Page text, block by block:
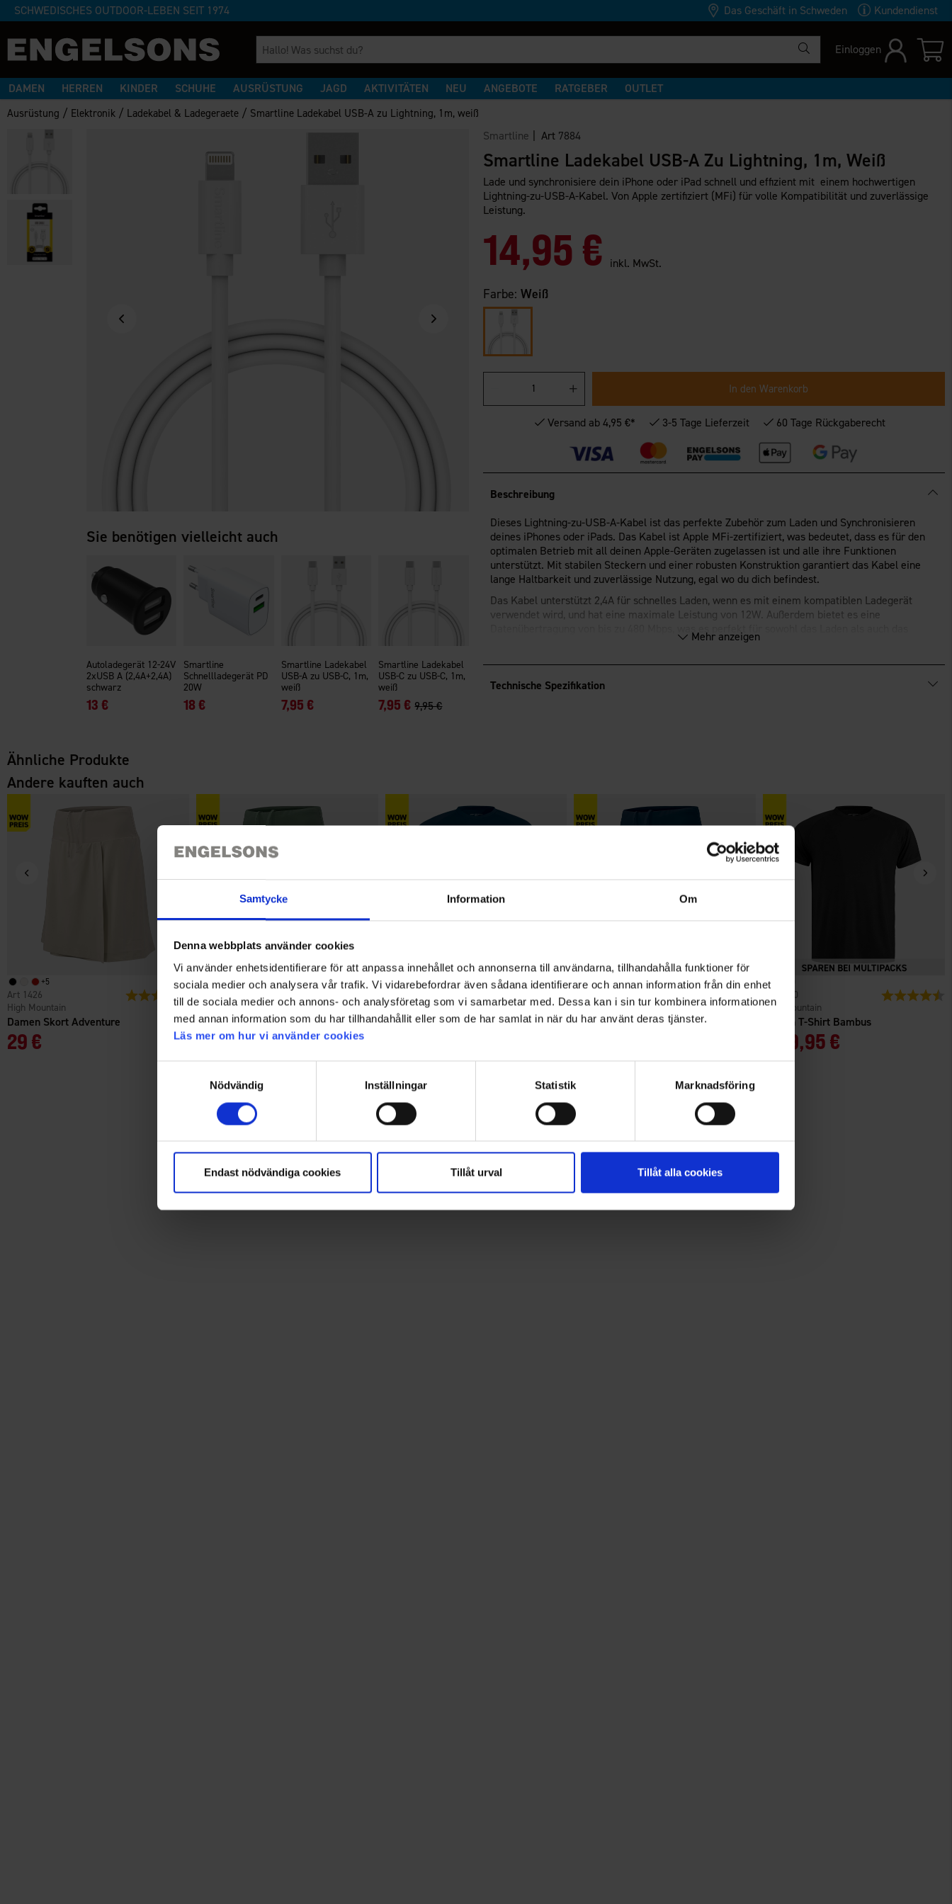
Samtycke Information Om
Denna webbplats använder cookies
Vi använder enhetsidentifierare för att anpassa innehållet och annonserna till användarna, tillhandahålla funktioner för
sociala medier och analysera vår trafik. Vi vidarebefordrar även sådana identifierare och annan information från din enhet
till de sociala medier och annons- och analysföretag som vi samarbetar med. Dessa kan i sin tur kombinera informationen
med annan information som du har tillhandahållit eller som de har samlat in när du har använt deras tjänster.
Läs mer om hur vi använder cookies
Nödvändig
Inställningar Statistik Marknadsföring
Endast nödvändiga cookies Tillåt urval Tillåt alla cookies
SCHWEDISCHES OUTDOOR-LEBEN SEIT 1974 Das Geschäft in Schweden Kundendienst
Einloggen
DAMEN HERREN KINDER SCHUHE AUSRÜSTUNG JAGD AKTIVITÄTEN NEU ANGEBOTE RATGEBER OUTLET
Ausrüstung / Elektronik / Ladekabel & Ladegeraete / Smartline Ladekabel USB-A zu Lightning, 1m, weiß
Sie benötigen vielleicht auch
Autoladegerät 12-24V
2xUSB A (2,4A+2,4A)
schwarz
13 €
Smartline
Schnellladegerät PD
20W
18 €
Smartline Ladekabel
USB-A zu USB-C, 1m,
weiß
7,95 €
Smartline Ladekabel
USB-C zu USB-C, 1m,
weiß
7,95 € 9,95 €
Smartline | Art 7884
Smartline Ladekabel USB-A Zu Lightning, 1m, Weiß
Lade und synchronisiere dein iPhone oder iPad schnell und effizient mit einem hochwertigen
Lightning-zu-USB-A-Kabel. Von Apple zertifiziert (MFi) für volle Kompatibilität und zuverlässige
Leistung.
14,95 € inkl. MwSt.
Farbe: Weiß
In den Warenkorb
Versand ab 4,95 €* 3-5 Tage Lieferzeit 60 Tage Rückgaberecht
Beschreibung
Dieses Lightning-zu-USB-A-Kabel ist das perfekte Zubehör zum Laden und Synchronisieren
deines iPhones oder iPads. Das Kabel ist Apple MFi-zertifiziert, was bedeutet, dass es für den
optimalen Betrieb mit all deinen Apple-Geräten zugelassen ist und alle ihre Funktionen
unterstützt. Mit stabilen Steckern und einer robusten Konstruktion garantiert das Kabel eine
lange Haltbarkeit und zuverlässige Nutzung, egal wo du dich befindest.
Das Kabel unterstützt 2,4A für schnelles Laden, wenn es mit einem kompatiblen Ladegerät
verwendet wird, und hat eine maximale Leistung von 12W. Außerdem bietet es eine
Synchronisieren von Dateien macht. Schließe es an ein Wand- oder Autoladegerät an für ein
Mehr anzeigen
Technische Spezifikation
Ähnliche Produkte
Andere kauften auch
+5
Damen Skort Adventure
High Mountain
1426
29 €
Bewertung:
+5
Damen Skort Adventure
High Mountain
1426
29 €
Herren T-Shirt Bambus
High Mountain
1520
+ 5
Damen Skort Adventure
High Mountain
1426 4.7 von 5 Sternen
Herren T-Shirt Bambus
High Mountain
1520
9,95 €
Bewertung:
Für mehr Inspiration!
Folgen Sie uns auf Instagram @engelsons_europe